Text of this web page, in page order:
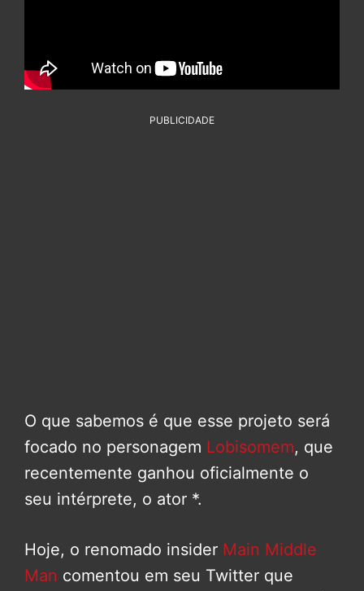
PUBLICIDADE
O que sabemos é que esse projeto será
focado no personagem Lobisomem, que
recentemente ganhou oficialmente o
seu intérprete, o ator *.
Hoje, o renomado insider Main Middle
Man comentou em seu Twitter que